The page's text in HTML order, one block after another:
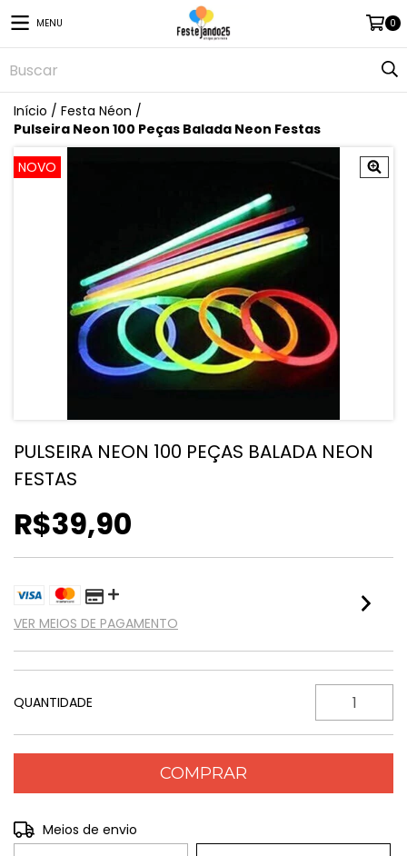
MENU 0
Início / Festa Néon /
Pulseira Neon 100 Peças Balada Neon Festas
NOVO
PULSEIRA NEON 100 PEÇAS BALADA NEON
FESTAS
R$39,90
VER MEIOS DE PAGAMENTO
QUANTIDADE
Entregas para o CEP:
Meios de envio